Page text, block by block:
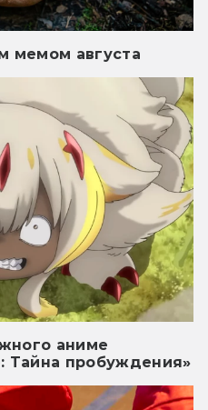
мемом августа
аниме
Тайна пробуждения»